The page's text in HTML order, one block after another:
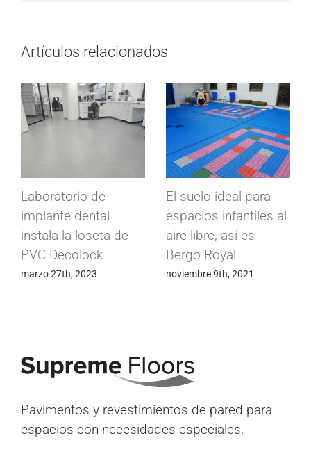
Artículos relacionados
Losetas de caucho
Supragom para Patio
de escuela infantil
más seguro
septiembre 28th, 2020
Suelos conductivos
Conducta para
fábrica de
componentes
electrónicos
Pavimentos y revestimientos de pared para